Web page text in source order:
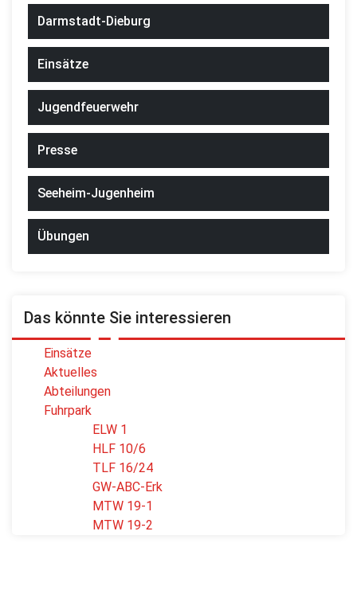
Darmstadt-Dieburg
Einsätze
Jugendfeuerwehr
Presse
Seeheim-Jugenheim
Übungen
Das könnte Sie interessieren
Einsätze
Aktuelles
Abteilungen
Fuhrpark
ELW 1
HLF 10/6
TLF 16/24
GW-ABC-Erk
MTW 19-1
MTW 19-2